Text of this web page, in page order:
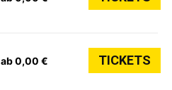
ab 0,00 € TICKETS